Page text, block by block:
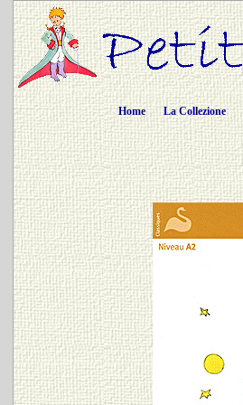
Home La Collezione